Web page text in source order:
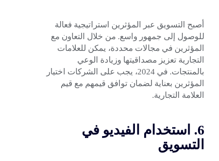
أصبح التسويق عبر المؤثرين استراتيجية فعالة
للوصول إلى جمهور واسع. من خلال التعاون مع
المؤثرين في مجالات محددة، يمكن للعلامات
التجارية تعزيز مصداقيتها وزيادة الوعي
بالمنتجات. في 2024، يجب على الشركات اختيار
المؤثرين بعناية لضمان توافق قيمهم مع قيم
العلامة التجارية.
6. استخدام الفيديو في
التسويق